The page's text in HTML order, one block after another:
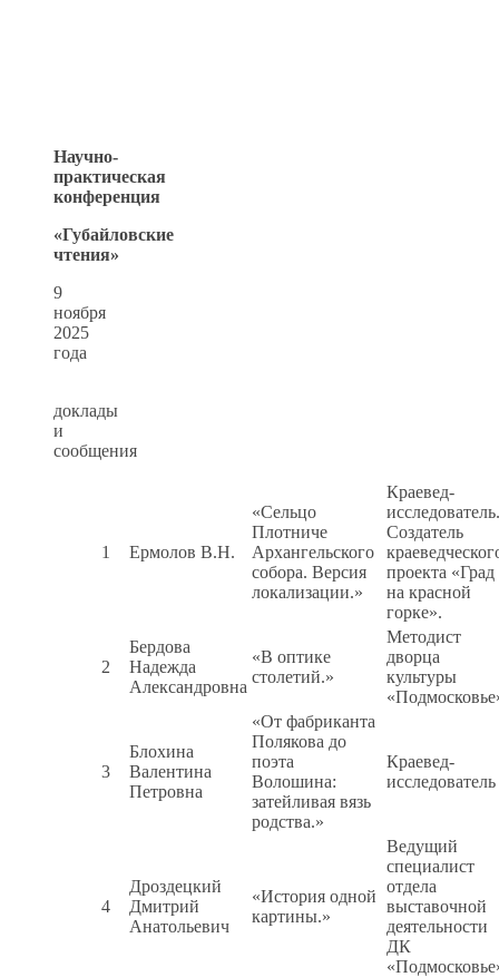
Научно-
практическая
конференция
«Губайловские
чтения»
9
ноября
2025
года
доклады
и
сообщения
1 Ермолов В.Н.
«Сельцо
Плотниче
Архангельского
собора. Версия
локализации.»
Краевед-
исследователь.
Создатель
проекта «Град
на красной
горке».
2
Бердова
Надежда
Александровна
«В оптике
столетий.»
Методист
дворца
культуры
3
Блохина
Валентина
Петровна
«От фабриканта
Полякова до
поэта
Волошина:
затейливая вязь
родства.»
Краевед-
исследователь
4
Дроздецкий
Дмитрий
Анатольевич
«История одной
картины.»
Ведущий
специалист
отдела
выставочной
деятельности
ДК